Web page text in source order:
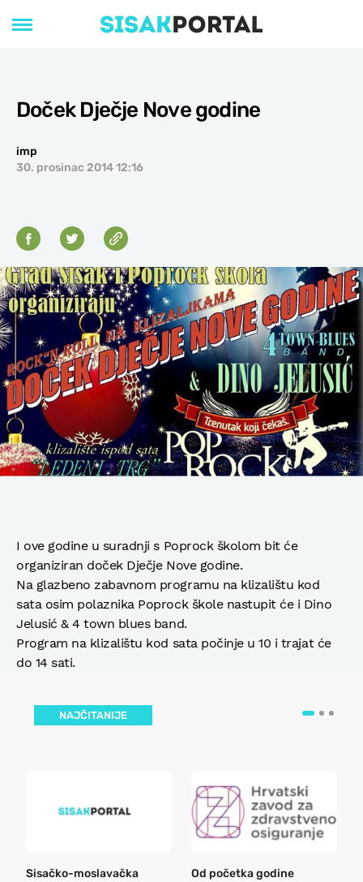
Doček Dječje Nove godine
imp
30. prosinac 2014 12:16
I ove godine u suradnji s Poprock školom bit će
organiziran doček Dječje Nove godine.
Na glazbeno zabavnom programu na klizalištu kod
sata osim polaznika Poprock škole nastupit će i Dino
Jelusić & 4 town blues band.
Program na klizalištu kod sata počinje u 10 i trajat će
do 14 sati.
NAJČITANIJE
Sisačko-moslavačka
Od početka godine